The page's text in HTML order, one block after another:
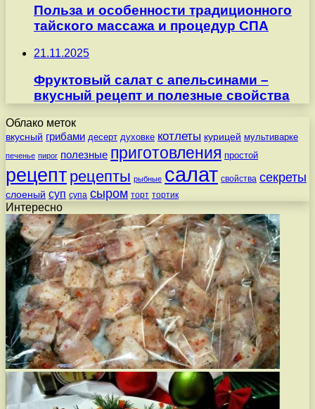
Польза и особенности традиционного
тайского массажа и процедур СПА
21.11.2025
Фруктовый салат с апельсинами –
вкусный рецепт и полезные свойства
Облако меток
вкусный грибами десерт духовке котлеты курицей мультиварке
печенье пирог полезные приготовления простой
рецепт рецепты рыбные салат свойства секреты
слоеный суп супа сыром торт тортик
Интересно